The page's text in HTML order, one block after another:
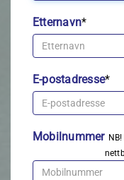
Etternavn*
E-postadresse*
Mobilnummer